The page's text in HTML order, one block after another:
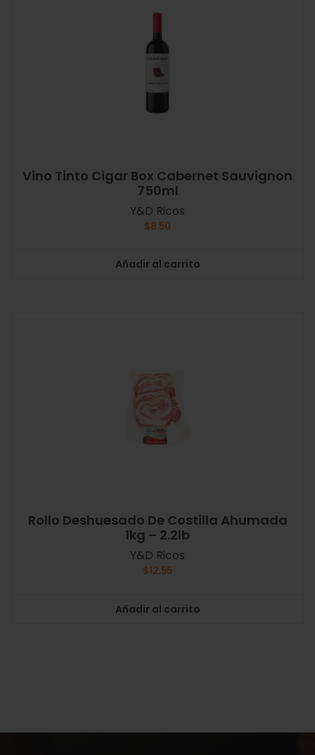
Vino Tinto Cigar Box Cabernet Sauvignon
750ml
Y&D Ricos
$8.50
Añadir al carrito
Rollo Deshuesado De Costilla Ahumada
1kg – 2.2lb
Y&D Ricos
$12.55
Añadir al carrito